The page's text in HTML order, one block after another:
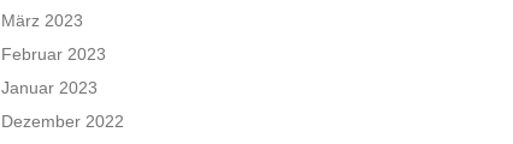
März 2023
Februar 2023
Januar 2023
Dezember 2022